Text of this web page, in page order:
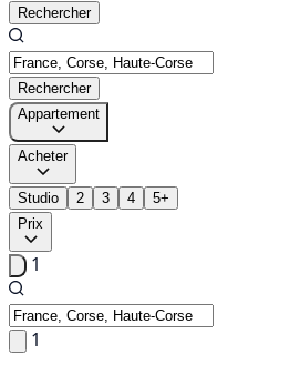
Rechercher
Rechercher
Appartement
Acheter
Studio 2 3 4
5+
Prix
1
1